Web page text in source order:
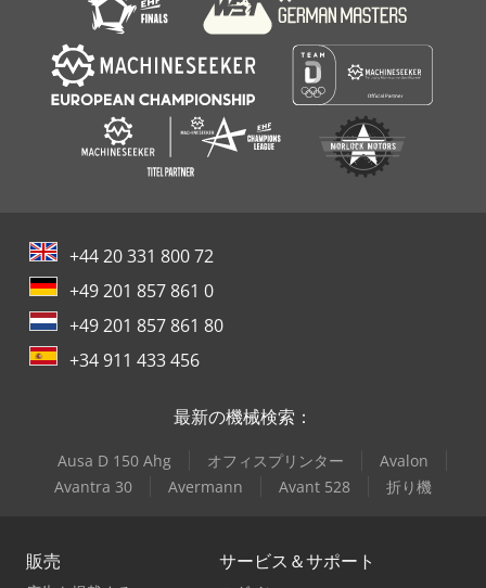
+44 20 331 800 72
+49 201 857 861 0
+49 201 857 861 80
+34 911 433 456
最新の機械検索：
Ausa D 150 Ahg オフィスプリンター
Avalon
Avantra 30
Avermann Avant 528 折り機
販売 サービス＆サポート